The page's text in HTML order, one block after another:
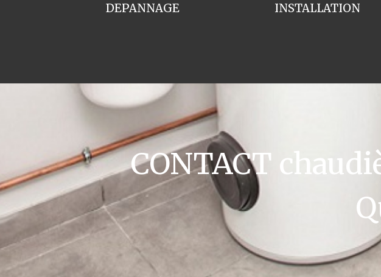
INSTALLATION
DEPANNAGE
CONTACT